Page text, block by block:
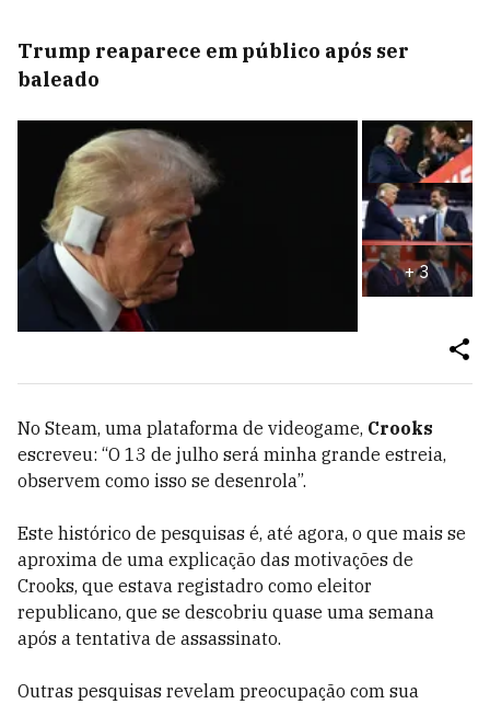
Trump reaparece em público após ser
baleado
+3
No Steam, uma plataforma de videogame, Crooks
escreveu: “O 13 de julho será minha grande estreia,
observem como isso se desenrola”.
Este histórico de pesquisas é, até agora, o que mais se
aproxima de uma explicação das motivações de
Crooks, que estava registadro como eleitor
republicano, que se descobriu quase uma semana
após a tentativa de assassinato.
Outras pesquisas revelam preocupação com sua